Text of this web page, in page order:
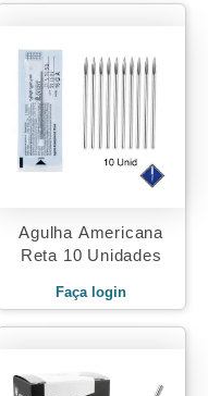
Agulha Americana
Reta 10 Unidades
Faça login